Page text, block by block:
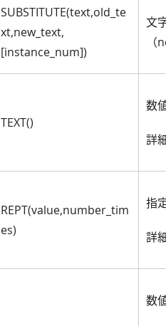
SUBSTITUTE(text,old_te
xt,new_text,
[instance_num])
文
TEXT()
数
詳
REPT(value,number_tim
es)
指
詳
数